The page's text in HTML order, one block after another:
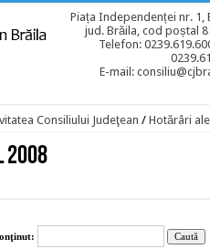
Piața Independenței nr. 1,
jud. Brăila, cod poștal
Telefon:
E-mail:
Consiliului Judeţean / Hotărâri
2008